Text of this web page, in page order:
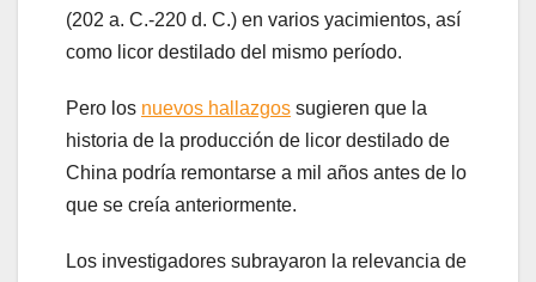
(202 a. C.-220 d. C.) en varios yacimientos, así
como licor destilado del mismo período.
Pero los nuevos hallazgos sugieren que la
historia de la producción de licor destilado de
China podría remontarse a mil años antes de lo
que se creía anteriormente.
Los investigadores subrayaron la relevancia de